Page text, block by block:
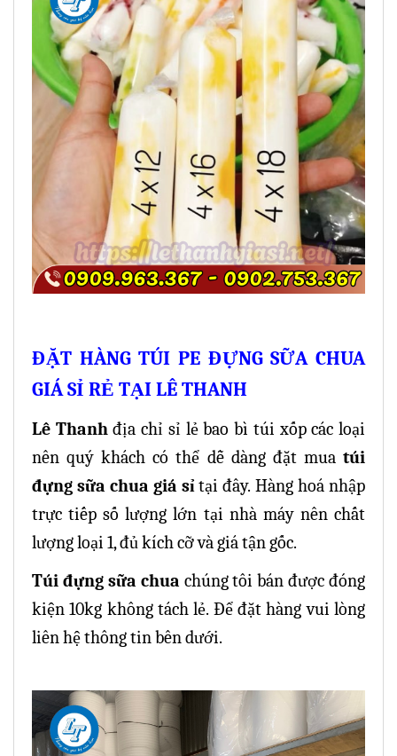
ĐẶT HÀNG TÚI PE ĐỰNG SỮA CHUA
GIÁ SỈ RẺ TẠI LÊ THANH
Lê Thanhđịa chỉ sỉ lẻ bao bì túi xốp các loại
nên quý khách có thể dễ dàng đặt mua túi
đựng sữa chua giá sỉtại đây.Hàng hoá nhập
trực tiếp số lượng lớn tại nhà máy nên chất
lượng loại 1, đủ kích cỡ và giá tận gốc.
Túi đựng sữa chua chúng tôi bán được đóng
kiện 10kg không tách lẻ. Để đặt hàng vui lòng
liên hệ thông tin bên dưới.